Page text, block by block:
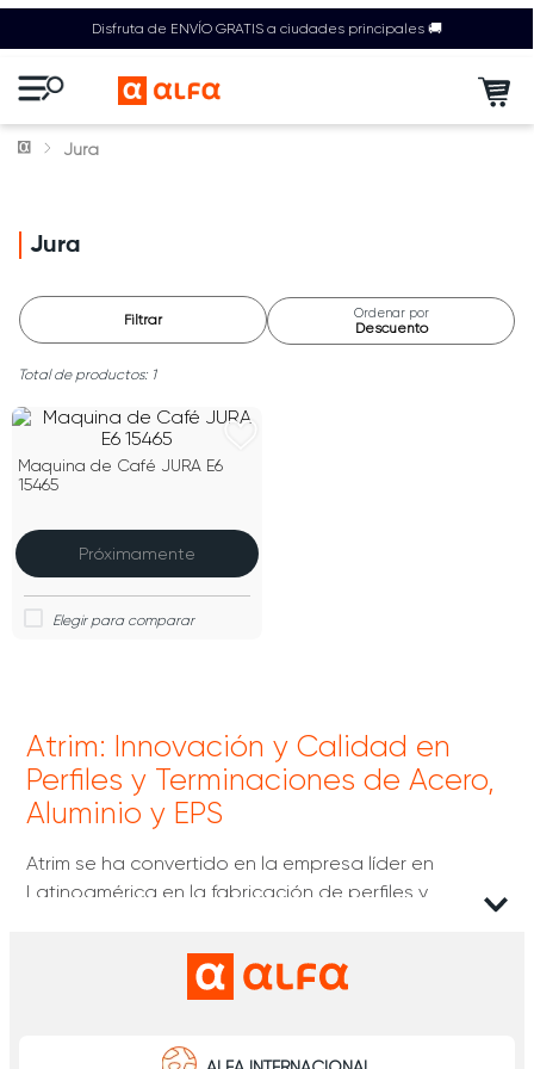
Disfruta de ENVÍO GRATIS a ciudades principales 🚚
Jura
Jura
Filtrar Ordenar por
Descuento
1
Maquina de Café JURA E6
15465
Próximamente
Atrim: Innovación y Calidad en
Perfiles y Terminaciones de Acero,
Aluminio y EPS
Atrim se ha convertido en la empresa líder en
Latinoamérica en la fabricación de perfiles y
expandido). Con una trayectoria de 25 años, esta
marca nacida en Argentina se ha destacado por
ofrecer soluciones innovadoras y creativas para la
apostando por la eficiencia energética y la